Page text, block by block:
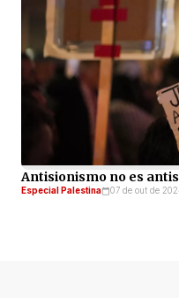
Antisionismo no es
Especial Palestina 07 de out de